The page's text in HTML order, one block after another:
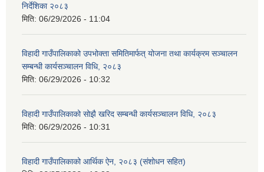
निर्देशिका २०८३
मिति: 06/29/2026 - 11:04
विहादी गाउँपालिकाको उपभोक्ता समितिमार्फत् योजना तथा कार्यक्रम सञ्चालन
सम्बन्धी कार्यसञ्चालन विधि, २०८३
मिति: 06/29/2026 - 10:32
विहादी गाउँपालिकाको सोझै खरिद सम्बन्धी कार्यसञ्चालन विधि, २०८३
मिति: 06/29/2026 - 10:31
विहादी गाउँपालिकाको आर्थिक ऐन, २०८३ (संशोधन सहित)